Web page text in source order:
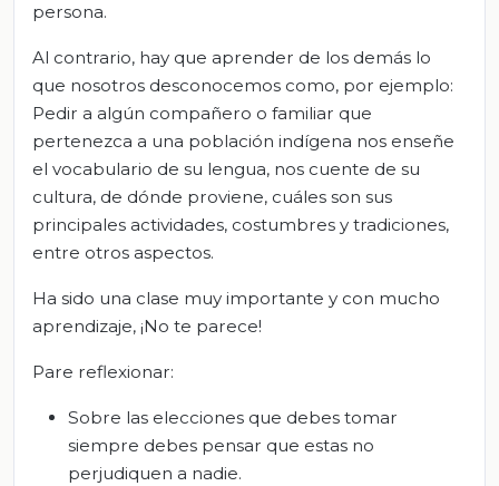
persona.
Al contrario, hay que aprender de los demás lo
que nosotros desconocemos como, por ejemplo:
Pedir a algún compañero o familiar que
pertenezca a una población indígena nos enseñe
el vocabulario de su lengua, nos cuente de su
cultura, de dónde proviene, cuáles son sus
principales actividades, costumbres y tradiciones,
entre otros aspectos.
Ha sido una clase muy importante y con mucho
aprendizaje, ¡No te parece!
Pare reflexionar:
Sobre las elecciones que debes tomar
siempre debes pensar que estas no
perjudiquen a nadie.